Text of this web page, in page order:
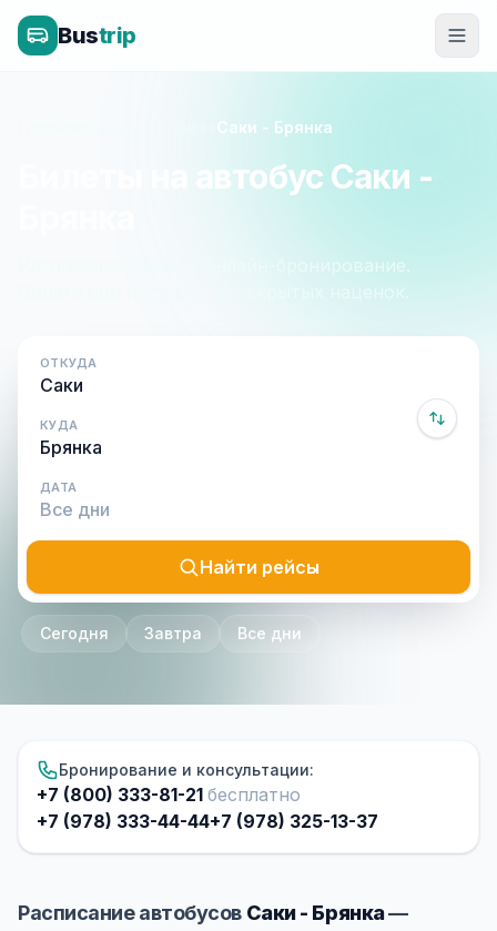
Bustrip
Саки - Брянка
Билеты на автобус Саки -
Расписание, цены и онлайн-бронирование.
Оплата при посадке, без скрытых наценок.
ОТКУДА
КУДА
ДАТА
Найти рейсы
Сегодня Завтра Все дни
Бронирование и консультации:
+7 (800) 333-81-21 бесплатно
+7 (978) 333-44-44+7 (978) 325-13-37
Расписание автобусов Саки - Брянка—